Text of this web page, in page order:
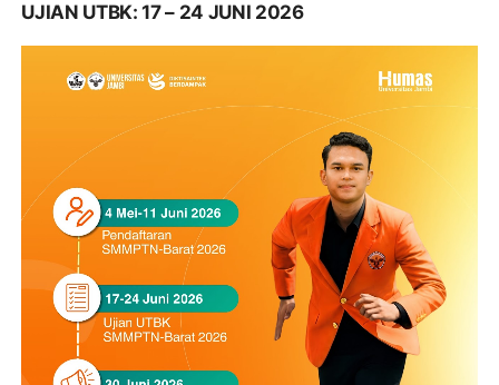
UJIAN UTBK: 17 – 24 JUNI 2026